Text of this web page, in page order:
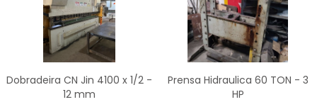
Dobradeira CN Jin 4100 x 1/2 -
12 mm
Prensa Hidraulica 60 TON - 3
HP